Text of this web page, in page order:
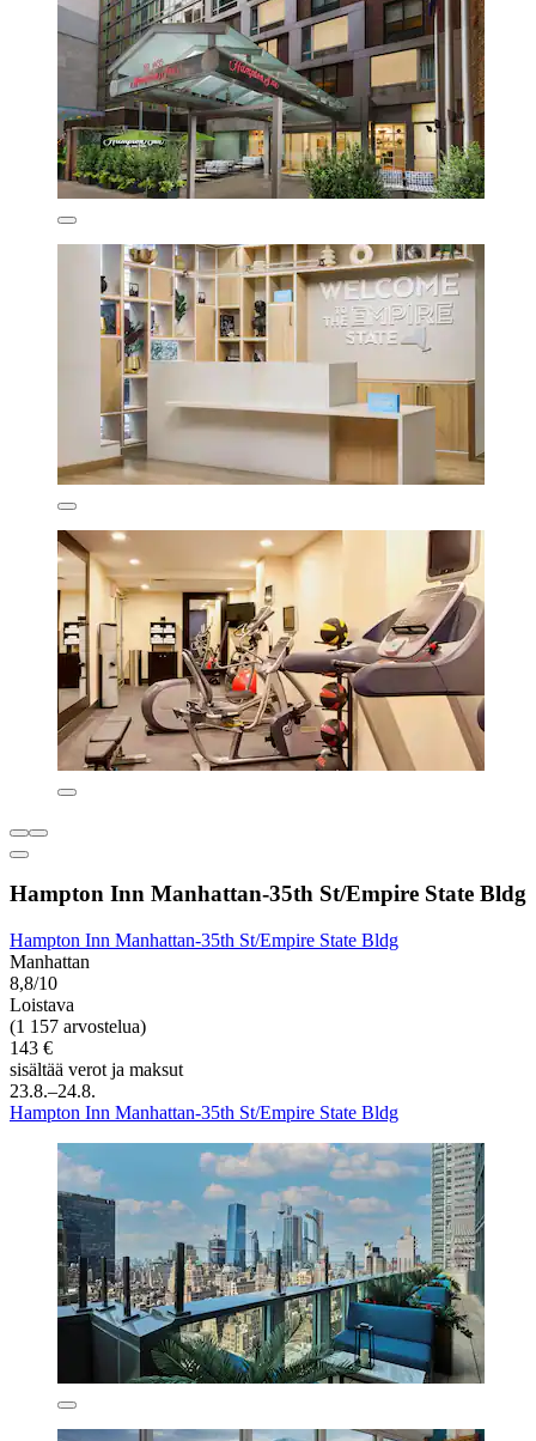
Hampton Inn Manhattan-35th St/Empire State Bldg
Hampton Inn Manhattan-35th St/Empire State Bldg
Manhattan
8,8/10
Loistava
(1 157 arvostelua)
143 €
sisältää verot ja maksut
23.8.–24.8.
Hampton Inn Manhattan-35th St/Empire State Bldg